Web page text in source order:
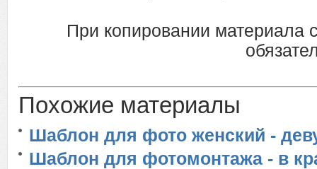
При копировании материала
Похожие материалы
Шаблон для фото женский -
Шаблон для фотомонтажа - в